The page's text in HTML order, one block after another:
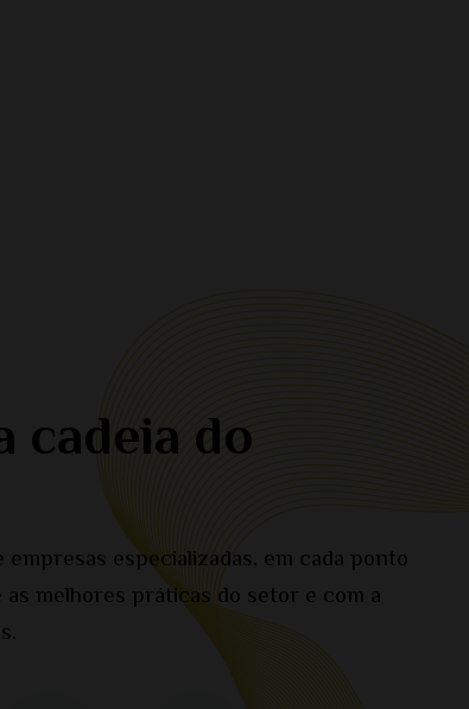
cadeia do
especializadas, em cada ponto
melhores práticas do setor e com a